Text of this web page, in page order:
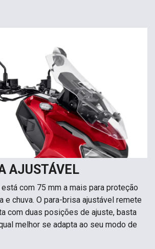
AJUSTÁVEL
com 75 mm a mais para proteção
e chuva. O para-brisa ajustável remete
com duas posições de ajuste, basta
melhor se adapta ao seu modo de